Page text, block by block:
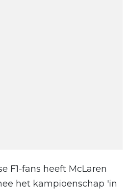
F1-fans heeft McLaren
het kampioenschap 'in